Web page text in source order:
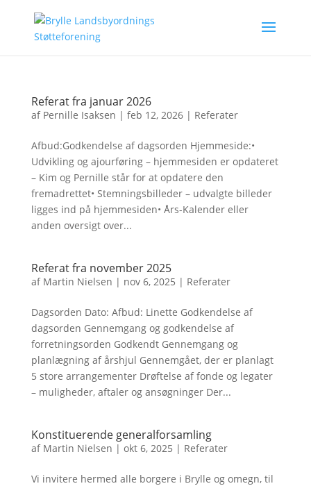
Referat fra januar 2026
af Pernille Isaksen | feb 12, 2026| Referater
Afbud:Godkendelse af dagsorden Hjemmeside:•
Udvikling og ajourføring – hjemmesiden er opdateret
– Kim og Pernille står for at opdatere den
fremadrettet• Stemningsbilleder – udvalgte billeder
ligges ind på hjemmesiden• Års-Kalender eller
anden oversigt over...
Referat fra november 2025
af Martin Nielsen | nov 6, 2025 | Referater
Dagsorden Dato: Afbud: Linette Godkendelse af
dagsorden Gennemgang og godkendelse af
forretningsorden Godkendt Gennemgang og
planlægning af årshjul Gennemgået, der er planlagt
5 store arrangementer Drøftelse af fonde og legater
– muligheder, aftaler og ansøgninger Der...
Konstituerende generalforsamling
af Martin Nielsen | okt 6, 2025 | Referater
Vi invitere hermed alle borgere i Brylle og omegn, til